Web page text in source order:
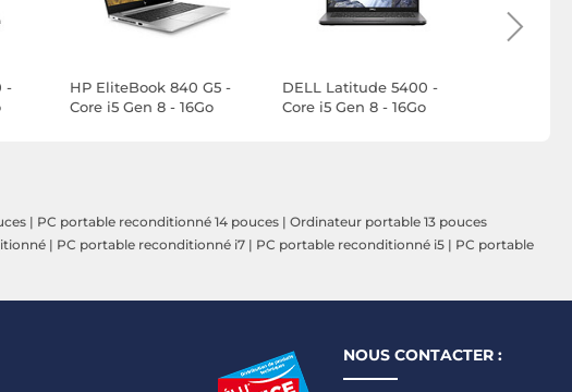
-
HP EliteBook 840 G5 -
Core i5 Gen 8 - 16Go
DELL Latitude 5400 -
Core i5 Gen 8 - 16Go
| PC portable reconditionné 14 pouces | Ordinateur portable 13 pouces
| PC portable reconditionné i7 | PC portable reconditionné i5 | PC portable
NOUS CONTACTER :